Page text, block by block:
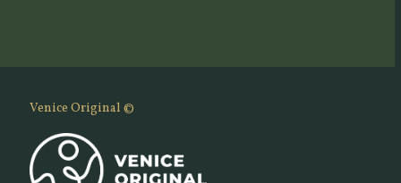
Venice Original ©